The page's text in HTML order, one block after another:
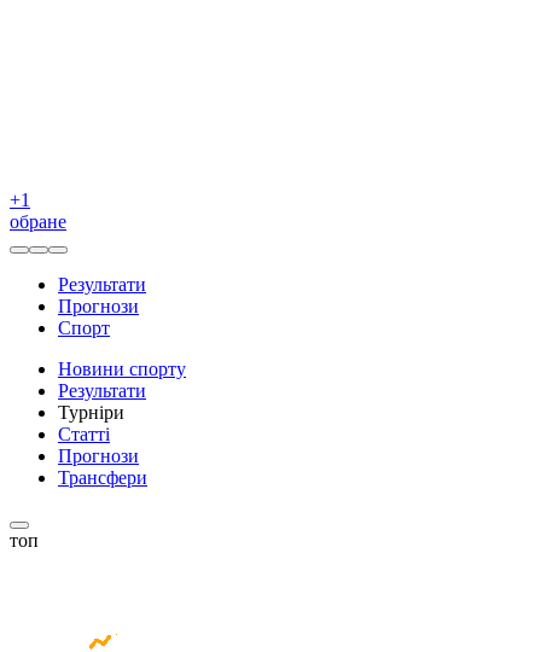
+1
обране
Результати
Прогнози
Спорт
Новини спорту
Результати
Турніри
Статті
Прогнози
Трансфери
топ